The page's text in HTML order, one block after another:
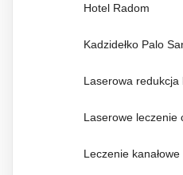
Hotel Radom
Kadzidełko Palo
Laserowa redukcja
Laserowe leczenie
Leczenie